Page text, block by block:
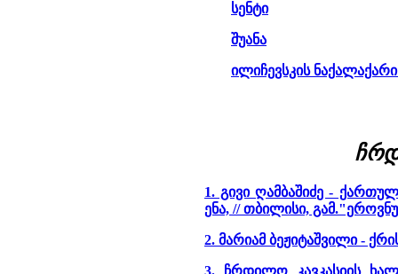
სენტი
შუანა
ილიჩევსკის
1. გივი ღამბაშიძე -
ენა, // თბილისი,
2. მარიამ ბეჟიტაშვილი -